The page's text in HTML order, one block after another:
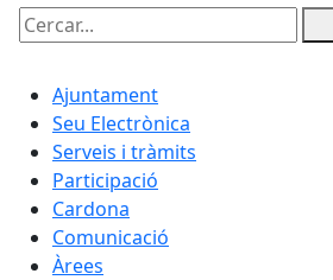
Cercar:
Ajuntament
Seu Electrònica
Serveis i tràmits
Participació
Cardona
Comunicació
Àrees